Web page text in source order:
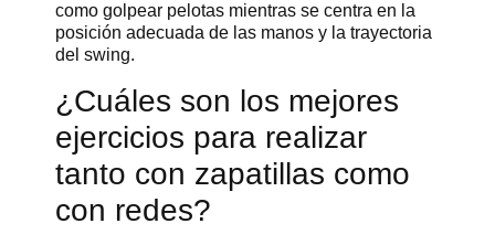
como golpear pelotas mientras se centra en la
posición adecuada de las manos y la trayectoria
del swing.
¿Cuáles son los mejores
ejercicios para realizar
tanto con zapatillas como
con redes?